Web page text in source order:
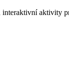
aktivity